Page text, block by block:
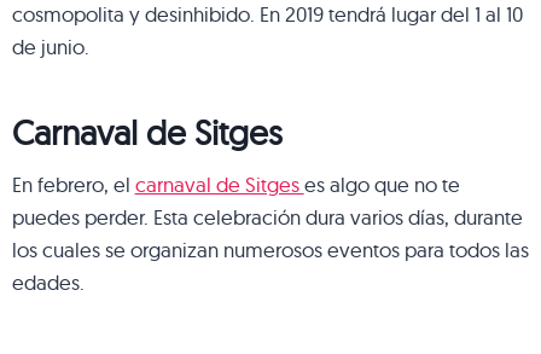
cosmopolita y desinhibido. En 2019 tendrá lugar del 1 al 10
de junio.
Carnaval de Sitges
En febrero, el carnaval de Sitgeses algo que no te
puedes perder. Esta celebración dura varios días, durante
los cuales se organizan numerosos eventos para todos las
edades.